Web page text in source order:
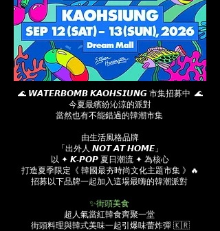
🌊 𝙒𝘼𝙏𝙀𝙍𝘽𝙊𝙈𝘽 𝙆𝘼𝙊𝙃𝙎𝙄𝙐𝙉𝙂 市集招募中 🌊
今夏最繽紛沁涼的派對
當然也有不能錯過的韓潮市集
由生活風格品牌
「出外人 𝙉𝙊𝙏 𝘼𝙏 𝙃𝙊𝙈𝙀」
以 ✦ 𝙆-𝙋𝙊𝙋 夏日潮流 ✦ 為核心
打造夏季限定《 韓國最夯時尚文化主題市集 》🔥
招募以下品牌一起加入這場最嗨的韓潮派對
✨街頭美食
超人氣當紅韓食齊聚一堂
街頭料理與韓式美味一起引爆味蕾炸彈 🇰🇷